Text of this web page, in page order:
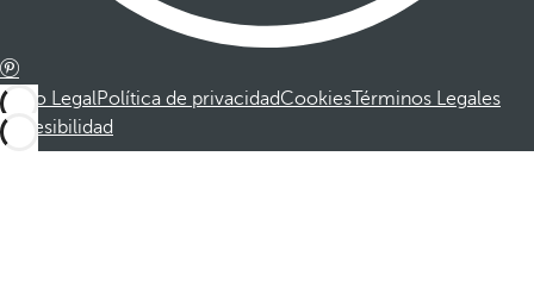
Aviso LegalPolítica de privacidadCookies Términos Legales
Accesibilidad